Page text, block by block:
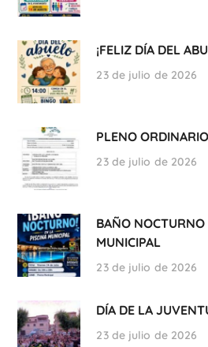
¡FELIZ DÍA DEL
23 de julio de 2026
PLENO ORDINARIO
23 de julio de 2026
BAÑO
MUNICIPAL
23 de julio de 2026
DÍA DE LA
23 de julio de 2026